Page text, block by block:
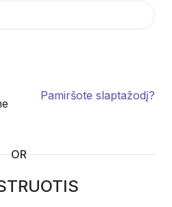
Pamiršote slaptažodį?
OR